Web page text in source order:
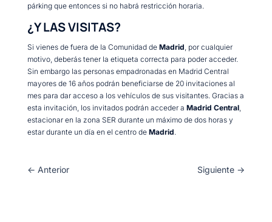
párking que entonces si no habrá restricción horaria.
¿Y LAS VISITAS?
Si vienes de fuera de la Comunidad de Madrid , por cualquier
motivo, deberás tener la etiqueta correcta para poder acceder.
Sin embargo las personas empadronadas en Madrid Central
mayores de 16 años podrán beneficiarse de 20 invitaciones al
mes para dar acceso a los vehículos de sus visitantes. Gracias a
esta invitación, los invitados podrán acceder a Madrid Central,
estacionar en la zona SER durante un máximo de dos horas y
estar durante un día en el centro de Madrid
← Anterior Siguiente →